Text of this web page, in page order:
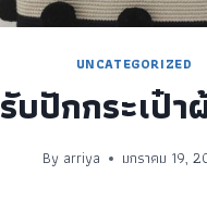
UNCATEGORIZED
รับปักกระเป๋า
By arriya มกราคม 19,